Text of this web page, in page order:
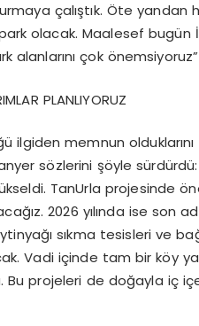
çalıştık. Öte yandan
olacak. Maalesef bugün
alanlarını çok
PLANLIYORUZ
ilgiden memnun
sözlerini şöyle sürdürdü:
TanUrla projesinde
2026 yılında ise son
sıkma tesisleri ve
Vadi içinde tam bir köy
Bu projeleri de doğayla iç